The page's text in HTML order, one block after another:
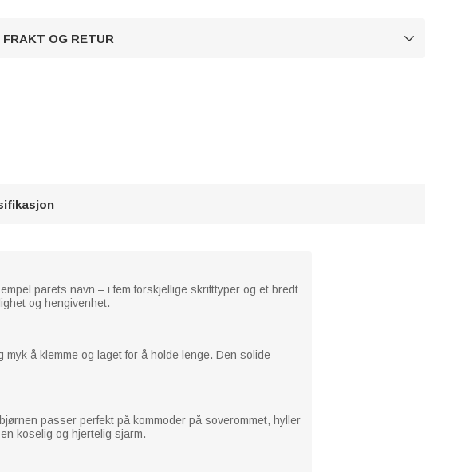
FRAKT OG RETUR 
parets navn – i fem forskjellige skrifttyper og et bredt
og hengivenhet.
å klemme og laget for å holde lenge. Den solide
passer perfekt på kommoder på soverommet, hyller
koselig og hjertelig sjarm.